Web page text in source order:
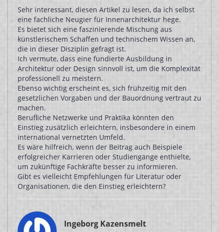
Sehr interessant, diesen Artikel zu lesen, da ich selbst
eine fachliche Neugier für Innenarchitektur hege.
Es bietet sich eine faszinierende Mischung aus
künstlerischem Schaffen und technischem Wissen an,
die in dieser Disziplin gefragt ist.
Ich vermute, dass eine fundierte Ausbildung in
Architektur oder Design sinnvoll ist, um die Komplexität
professionell zu meistern.
Ebenso wichtig erscheint es, sich frühzeitig mit den
gesetzlichen Vorgaben und der Bauordnung vertraut zu
machen.
Berufliche Netzwerke und Praktika könnten den
Einstieg zusätzlich erleichtern, insbesondere in einem
international vernetzten Umfeld.
Es wäre hilfreich, wenn der Beitrag auch Beispiele
erfolgreicher Karrieren oder Studiengänge enthielte,
um zukünftige Fachkräfte besser zu informieren.
Gibt es vielleicht Empfehlungen für Literatur oder
Organisationen, die den Einstieg erleichtern?
Ingeborg Kazensmelt